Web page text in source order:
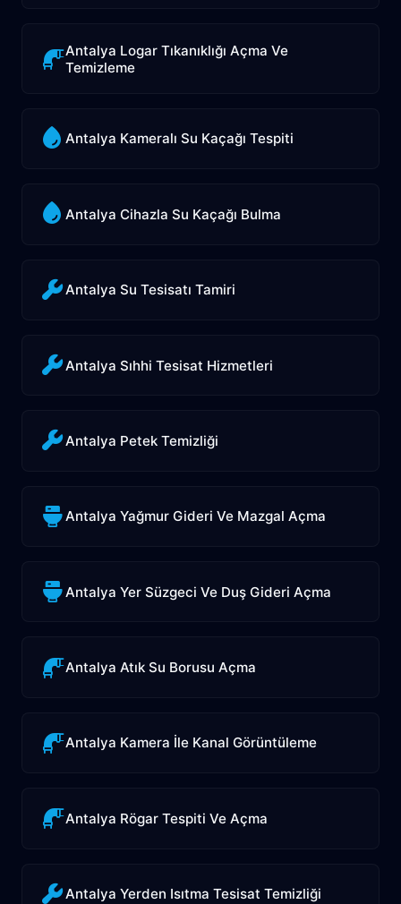
Antalya Logar Tıkanıklığı Açma Ve
Temizleme
Antalya Kameralı Su Kaçağı Tespiti
Antalya Cihazla Su Kaçağı Bulma
Antalya Su Tesisatı Tamiri
Antalya Sıhhi Tesisat Hizmetleri
Antalya Petek Temizliği
Antalya Yağmur Gideri Ve Mazgal Açma
Antalya Yer Süzgeci Ve Duş Gideri Açma
Antalya Atık Su Borusu Açma
Antalya Kamera İle Kanal Görüntüleme
Antalya Rögar Tespiti Ve Açma
Antalya Yerden Isıtma Tesisat Temizliği